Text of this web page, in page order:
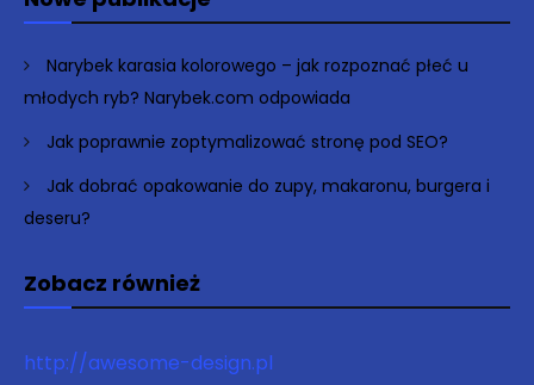
Narybek karasia kolorowego – jak rozpoznać płeć u
młodych ryb? Narybek.com odpowiada
Jak poprawnie zoptymalizować stronę pod SEO?
Jak dobrać opakowanie do zupy, makaronu, burgera i
deseru?
Zobacz również
http://awesome-design.pl